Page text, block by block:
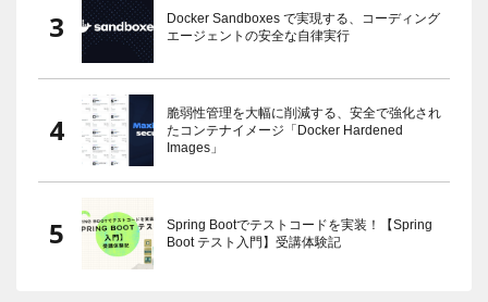
Docker Sandboxes で実現する、コーディング
エージェントの安全な自律実行
脆弱性管理を大幅に削減する、安全で強化され
たコンテナイメージ「Docker Hardened
Images」
Spring Bootでテストコードを実装！【Spring
Boot テスト入門】受講体験記